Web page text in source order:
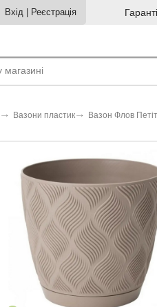
Вхід Реєстрація
Вазони пластик Вазон Флов